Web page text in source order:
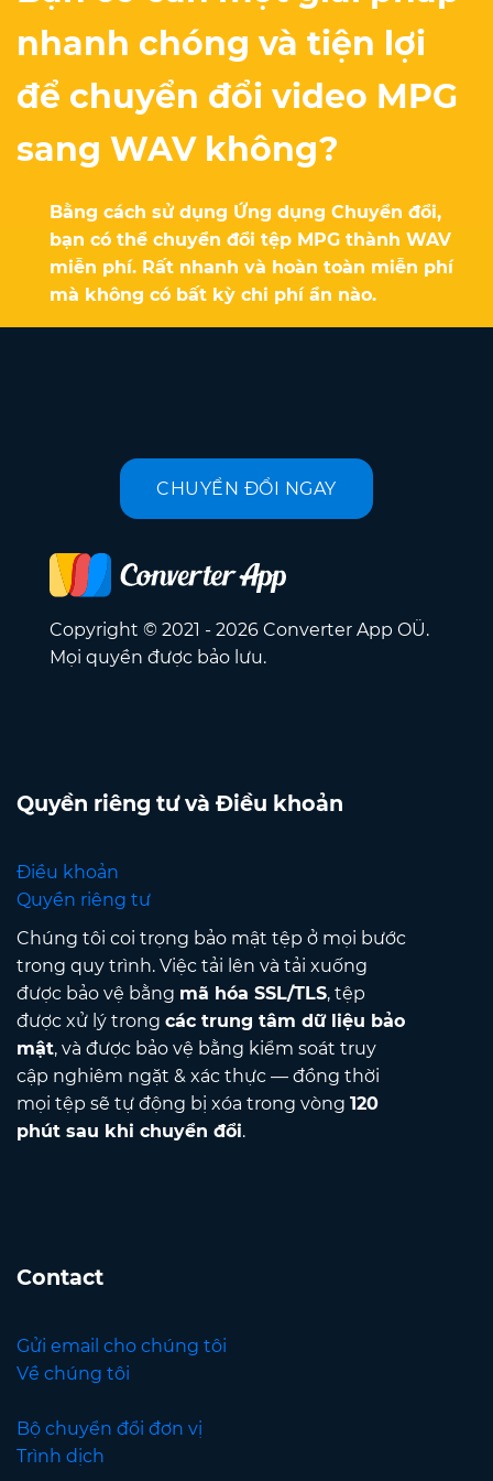
nhanh chóng và tiện lợi
để chuyển đổi video MPG
sang WAV không?
Bằng cách sử dụng Ứng dụng Chuyển đổi,
bạn có thể chuyển đổi tệp MPG thành WAV
miễn phí. Rất nhanh và hoàn toàn miễn phí
mà không có bất kỳ chi phí ẩn nào.
CHUYỂN ĐỔI NGAY
Copyright © 2021 - 2026 Converter App OÜ.
Mọi quyền được bảo lưu.
Quyền riêng tư và Điều khoản
Điều khoản
Quyền riêng tư
Chúng tôi coi trọng bảo mật tệp ở mọi bước
trong quy trình. Việc tải lên và tải xuống
được bảo vệ bằng mã hóa SSL/TLS, tệp
được xử lý trong các trung tâm dữ liệu bảo
mật, và được bảo vệ bằng kiểm soát truy
cập nghiêm ngặt & xác thực — đồng thời
mọi tệp sẽ tự động bị xóa trong vòng 120
phút sau khi chuyển đổi.
Contact
Gửi email cho chúng tôi
Về chúng tôi
Bộ chuyển đổi đơn vị
Trình dịch